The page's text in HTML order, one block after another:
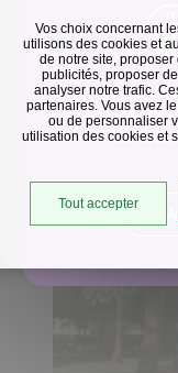
Vos choix concernant
utilisons des cookies et
de notre site,
publicités, proposer
analyser notre trafic.
partenaires. Vous avez
ou de personnaliser
utilisation des cookies et
Tout accepter
En raison des
est
Horaires de